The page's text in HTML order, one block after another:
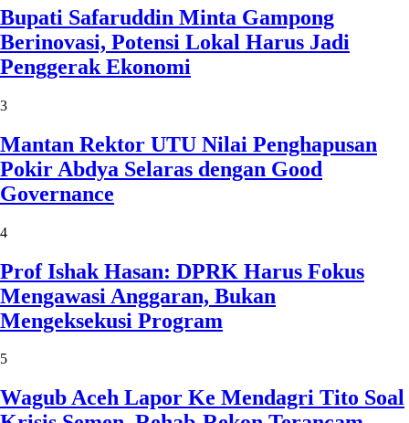
Bupati Safaruddin Minta Gampong
Berinovasi, Potensi Lokal Harus Jadi
Penggerak Ekonomi
3
Mantan Rektor UTU Nilai Penghapusan
Pokir Abdya Selaras dengan Good
Governance
4
Prof Ishak Hasan: DPRK Harus Fokus
Mengawasi Anggaran, Bukan
Mengeksekusi Program
5
Wagub Aceh Lapor Ke Mendagri Tito Soal